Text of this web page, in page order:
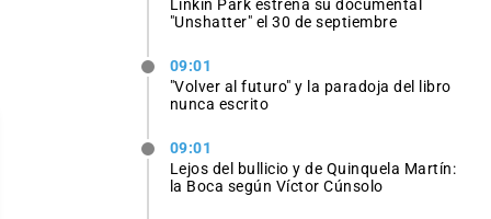
Linkin Park estrena su documental
"Unshatter" el 30 de septiembre
09:01
"Volver al futuro" y la paradoja del libro
nunca escrito
09:01
Lejos del bullicio y de Quinquela Martín:
la Boca según Víctor Cúnsolo